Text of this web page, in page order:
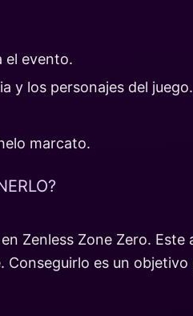
el evento.
y los personajes del juego.
marcato.
Zenless Zone Zero.
es un